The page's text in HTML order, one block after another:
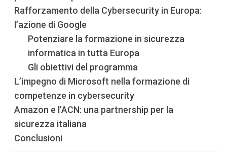
Rafforzamento della Cybersecurity in Europa:
l’azione di Google
Potenziare la formazione in sicurezza
informatica in tutta Europa
Gli obiettivi del programma
L’impegno di Microsoft nella formazione di
competenze in cybersecurity
Amazon e l’ACN: una partnership per la
sicurezza italiana
Conclusioni